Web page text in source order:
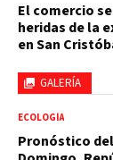
GALERÍA
El comercio
heridas de la
en San
ECOLOGÍA
Pronóstico